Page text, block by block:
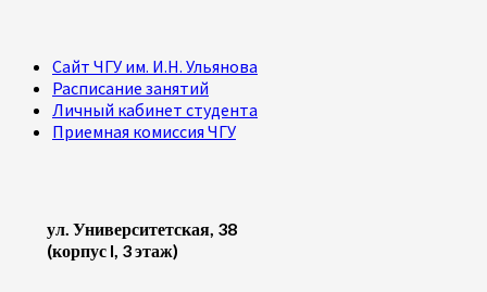
Сайт ЧГУ им. И.Н. Ульянова
Расписание занятий
Личный кабинет студента
Приемная комиссия ЧГУ
ул. Университетская, 38
(корпус I, 3 этаж)